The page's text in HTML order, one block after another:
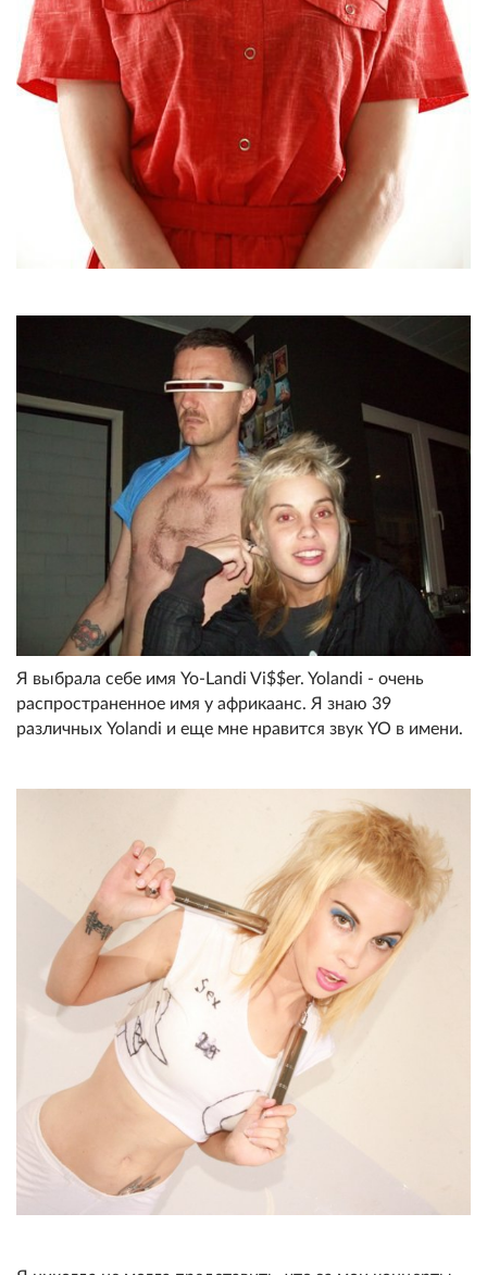
Я выбрала себе имя Yo-Landi Vi$$er. Yolandi - очень
распространенное имя у африкаанс. Я знаю 39
различных Yolandi и еще мне нравится звук YO в имени.